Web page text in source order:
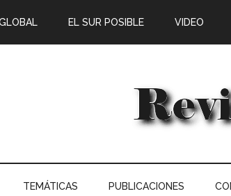
EL SUR POSIBLE VIDEO
TEMÁTICAS PUBLICACIONES